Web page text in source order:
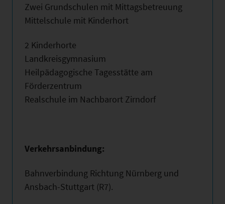
Zwei Grundschulen mit Mittagsbetreuung
Mittelschule mit Kinderhort
2 Kinderhorte
Landkreisgymnasium
Heilpädagogische Tagesstätte am
Förderzentrum
Realschule im Nachbarort Zirndorf
Verkehrsanbindung:
Bahnverbindung Richtung Nürnberg und
Ansbach-Stuttgart (R7).